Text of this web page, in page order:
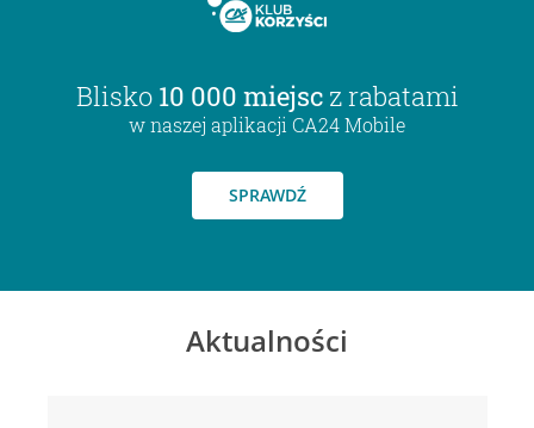
Blisko 10 000 miejsc z rabatami
w naszej aplikacji CA24 Mobile
SPRAWDŹ
Aktualności